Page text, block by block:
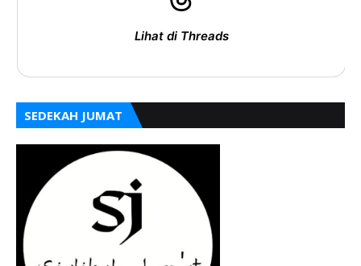
Lihat di Threads
SEDEKAH JUMAT